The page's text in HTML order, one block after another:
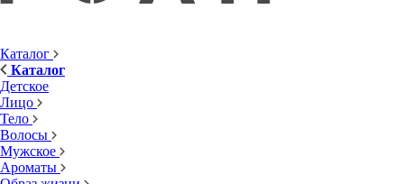
Каталог
Каталог
Детское
Лицо
Тело
Волосы
Мужское
Ароматы